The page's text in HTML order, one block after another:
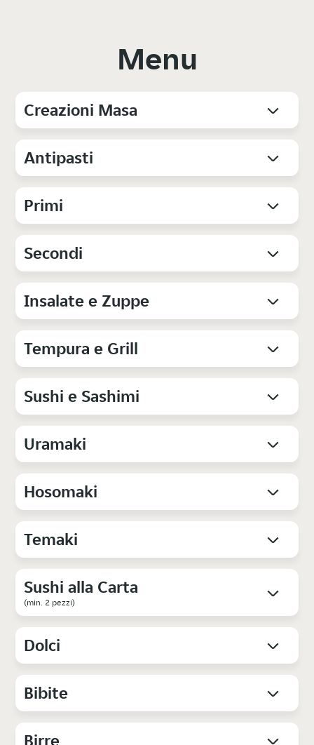
Menu
Creazioni Masa
Antipasti
Primi
Secondi
Insalate e Zuppe
Tempura e Grill
Sushi e Sashimi
Uramaki
Hosomaki
Temaki
Sushi alla Carta
(min. 2 pezzi)
Dolci
Bibite
Birre